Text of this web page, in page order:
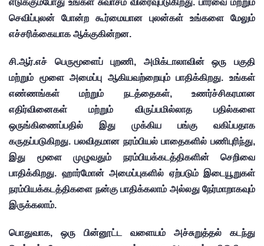
எடுக்கும்போது உங்கள் சுவாசம் விரைவுபடுகிறது. பார்வை மற்றும்
செவிப்புலன் போன்ற கூர்மையான புலன்கள் உங்களை மேலும்
எச்சரிக்கையாக ஆக்குகின்றன.
சி.ஆர்.எச் பெருமூளைப் புறணி, அமிக்டாலாவின் ஒரு பகுதி
மற்றும் மூளை அமைப்பு ஆகியவற்றையும் பாதிக்கிறது. உங்கள்
எண்ணங்கள் மற்றும் நடத்தைகள், உணர்ச்சிகரமான
எதிர்வினைகள் மற்றும் விருப்பமில்லாத பதில்களை
ஒருங்கிணைப்பதில் இது முக்கிய பங்கு வகிப்பதாக
கருதப்படுகிறது. பலவிதமான நரம்பியல் பாதைகளில் பணிபுரிந்து,
இது மூளை முழுவதும் நரம்பியக்கடத்திகளின் செறிவை
பாதிக்கிறது. ஹார்மோன் அமைப்புகளில் ஏற்படும் இடையூறுகள்
நரம்பியக்கடத்திகளை நன்கு பாதிக்கலாம் அல்லது நேர்மாறாகவும்
இருக்கலாம்.
பொதுவாக, ஒரு பின்னூட்ட வளையம் அச்சுறுத்தல் கடந்து